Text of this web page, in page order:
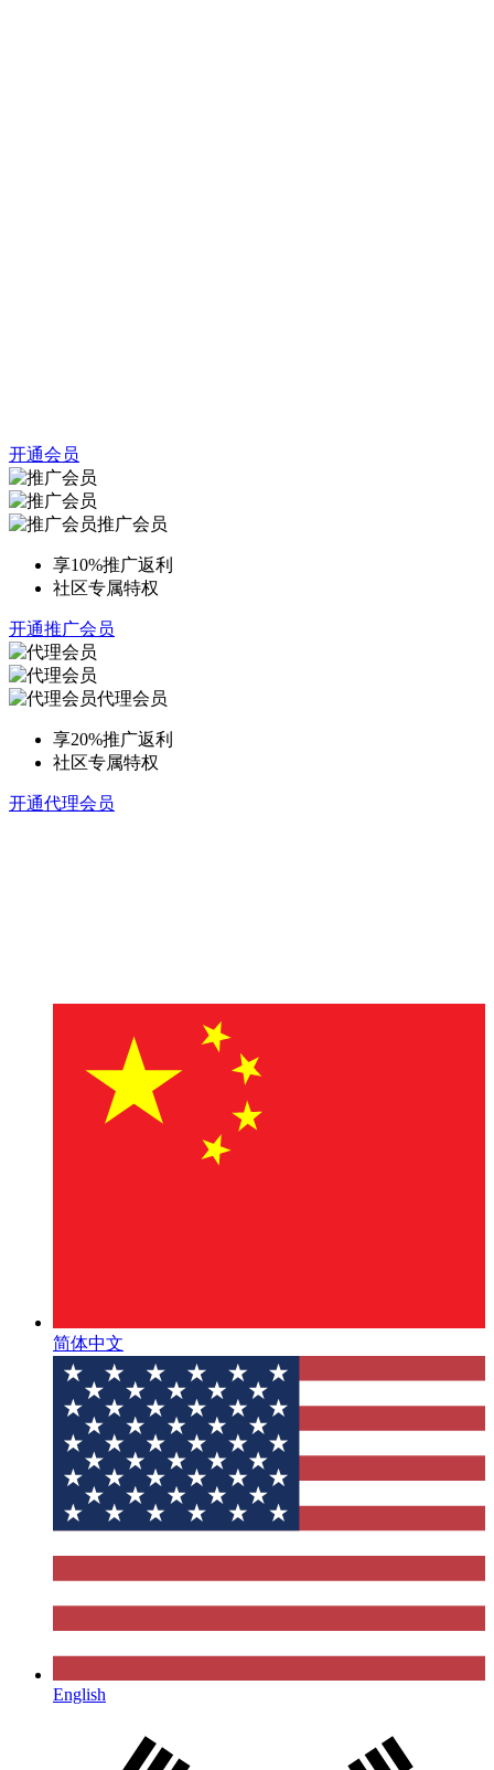
开通会员
推广会员
享10%推广返利
社区专属特权
开通推广会员
代理会员
享20%推广返利
社区专属特权
开通代理会员
简体中文
English